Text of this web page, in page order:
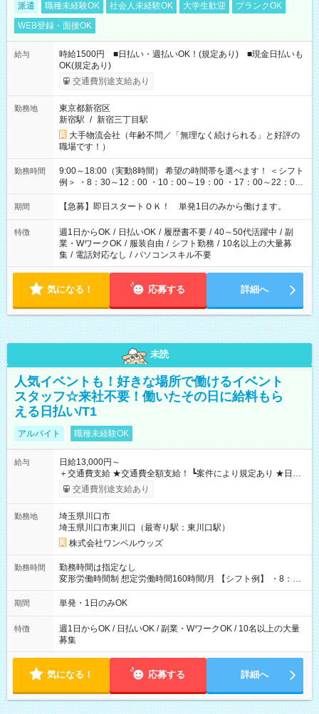
派遣 職種未経験OK 社会人未経験OK 大学生歓迎
ブランクOK
WEB登録・面接OK
給与
時給1500円 ■日払い・週払いOK！(規定あり) ■現金日払いも
OK(規定あり)
交通費別途支給あり
勤務地
東京都新宿区
新宿駅 / 新宿三丁目駅
大手物流会社（年齢不問／「無理なく続けられる」と好評の
職場です！）
勤務時間
9:00～18:00（実動8時間） 希望の時間帯を選べます！ ＜シフト
例＞ ・8：30～12：00 ・10：00～19：00 ・17：00～22：00
・13：00～22：00 ・22：00～翌6：00 など
期間 【急募】即日スタートＯＫ！ 単発1日のみから働けます。
特徴 週1日からOK / 日払いOK / 履歴書不要 / 40～50代活躍中 / 副
業・WワークOK / 服装自由 / シフト勤務 / 10名以上の大量募
集 / 電話対応なし / パソコンスキル不要
気になる！ 応募する 詳細へ
未読
人気イベントも！好きな場所で働けるイベント
スタッフ☆来社不要！働いたその日に給料もら
える日払い/T1
アルバイト 職種未経験OK
給与
日給13,000円～
＋交通費支給 ★交通費全額支給！ ┗案件により規定あり ★日払
いOK！（規定あり） ┗働いたその日に現金GET♪ お仕事後はコ
ンビニATMから 日払い分を引き落とせます！ 【試用期間】試
交通費別途支給あり
勤務地
埼玉県川口市
埼玉県川口市東川口（最寄り駅：東川口駅）
株式会社ワンベルウッズ
勤務時間
勤務時間は指定なし
変形労働時間制 想定労働時間160時間/月 【シフト例】 ・8：00
～21：00
期間 単発・1日のみOK
特徴
週1日からOK / 日払いOK / 副業・WワークOK / 10名以上の大量
募集
気になる！ 応募する 詳細へ